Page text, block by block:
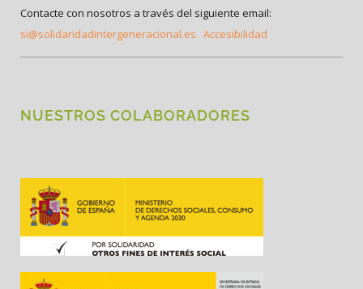
Contacte con nosotros a través del siguiente email:
si@solidaridadintergeneracional.es Accesibilidad
NUESTROS COLABORADORES